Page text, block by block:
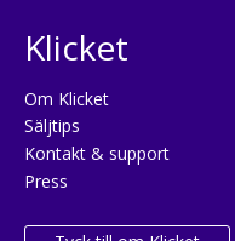
Klicket
Om Klicket
Säljtips
Kontakt & support
Press